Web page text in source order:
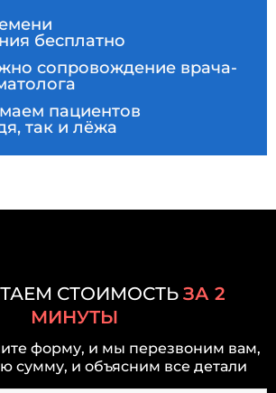
бесплатно
сопровождение врача-
пациентов
так и лёжа
СТОИМОСТЬ ЗА 2
МИНУТЫ
форму, и мы перезвоним вам,
сумму, и объясним все детали